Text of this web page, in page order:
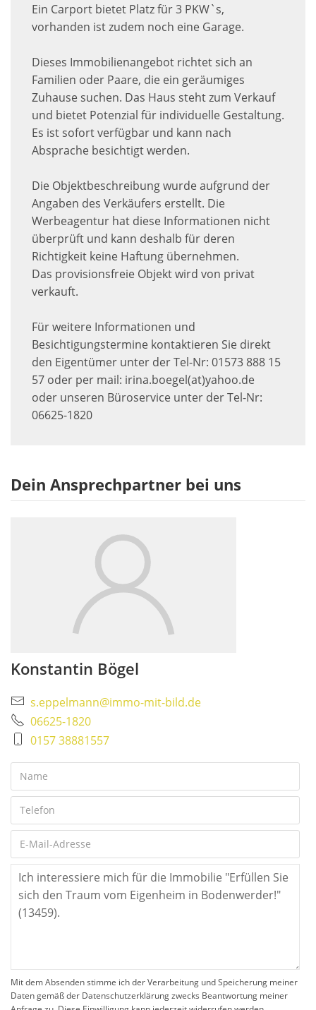
Ein Carport bietet Platz für 3 PKW`s,
vorhanden ist zudem noch eine Garage.
Dieses Immobilienangebot richtet sich an
Familien oder Paare, die ein geräumiges
Zuhause suchen. Das Haus steht zum Verkauf
und bietet Potenzial für individuelle Gestaltung.
Es ist sofort verfügbar und kann nach
Absprache besichtigt werden.
Die Objektbeschreibung wurde aufgrund der
Angaben des Verkäufers erstellt. Die
Werbeagentur hat diese Informationen nicht
überprüft und kann deshalb für deren
Richtigkeit keine Haftung übernehmen.
Das provisionsfreie Objekt wird von privat
verkauft.
Für weitere Informationen und
Besichtigungstermine kontaktieren Sie direkt
den Eigentümer unter der Tel-Nr: 01573 888 15
57 oder per mail: irina.boegel(at)yahoo.de
oder unseren Büroservice unter der Tel-Nr:
06625-1820
Dein Ansprechpartner bei uns
Konstantin Bögel
s.eppelmann@immo-mit-bild.de
06625-1820
0157 38881557
Mit dem Absenden stimme ich der Verarbeitung und Speicherung meiner
Daten gemäß der Datenschutzerklärung zwecks Beantwortung meiner